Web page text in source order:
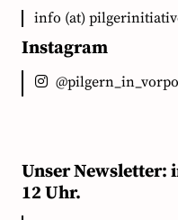
info (at)
Instagram
Unser Newsletter:
12 Uhr.